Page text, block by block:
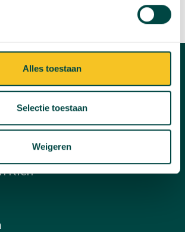
Alles toestaan
Selectie toestaan
Weigeren
Kienehoef
waterbeleving
Kien